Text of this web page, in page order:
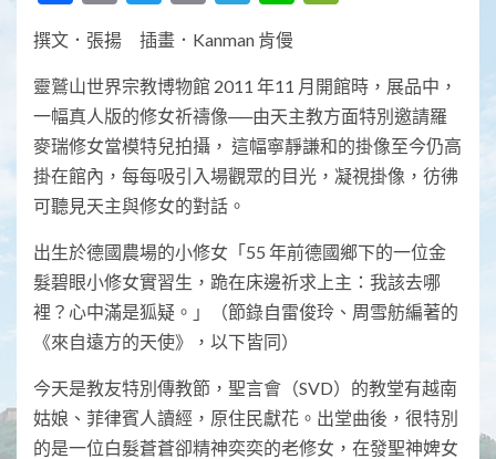
Link
撰文．張揚 插畫．Kanman 肯僈
靈鷲山世界宗教博物館 2011 年11 月開館時，展品中，
一幅真人版的修女祈禱像──由天主教方面特別邀請羅
麥瑞修女當模特兒拍攝， 這幅寧靜謙和的掛像至今仍高
掛在館內，每每吸引入場觀眾的目光，凝視掛像，彷彿
可聽見天主與修女的對話。
出生於德國農場的小修女「55 年前德國鄉下的一位金
髮碧眼小修女實習生，跪在床邊祈求上主：我該去哪
裡？心中滿是狐疑。」（節錄自雷俊玲、周雪舫編著的
《來自遠方的天使》，以下皆同）
今天是教友特別傳教節，聖言會（SVD）的教堂有越南
姑娘、菲律賓人讀經，原住民獻花。出堂曲後，很特別
的是一位白髮蒼蒼卻精神奕奕的老修女，在發聖神婢女